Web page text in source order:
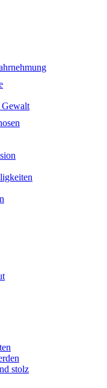
Gewalt
stolz